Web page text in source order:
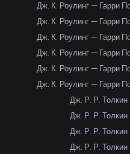
Дж. К. Роулинг — Гарри
Дж. К. Роулинг — Гарри
Дж. К. Роулинг — Гарри
Дж. К. Роулинг — Гарри
Дж. К. Роулинг — Гарри
Дж. К. Роулинг — Гарри
Дж. Р. Р.
Дж. Р. Р.
Дж. Р. Р.
Дж. Р. Р.